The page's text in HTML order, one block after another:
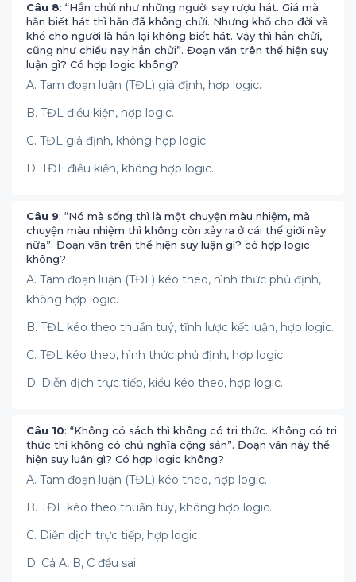
Câu 8: “Hắn chửi như những người say rượu hát. Giá mà
hắn biết hát thì hắn đã không chửi. Nhưng khổ cho đời và
khổ cho người là hắn lại không biết hát. Vậy thì hắn chửi,
cũng như chiều nay hắn chửi”. Đoạn văn trên thể hiện suy
luận gì? Có hợp logic không?
A. Tam đoạn luận (TĐL) giả định, hợp logic.
B. TĐL điều kiện, hợp logic.
C. TĐL giả định, không hợp logic.
D. TĐL điều kiện, không hợp logic.
Câu 9: “Nó mà sống thì là một chuyện màu nhiệm, mà
chuyện màu nhiệm thì không còn xảy ra ở cái thế giới này
nữa”. Đoạn văn trên thể hiện suy luận gì? có hợp logic
không?
A. Tam đoạn luận (TĐL) kéo theo, hình thức phủ định,
không hợp logic.
B. TĐL kéo theo thuần tuý, tĩnh lược kết luận, hợp logic.
C. TĐL kéo theo, hình thức phủ định, hợp logic.
D. Diễn dịch trực tiếp, kiểu kéo theo, hợp logic.
Câu 10: “Không có sách thì không có tri thức. Không có tri
thức thì không có chủ nghĩa cộng sản”. Đoạn văn này thể
hiện suy luận gì? Có hợp logic không?
A. Tam đoạn luận (TĐL) kéo theo, hợp logic.
B. TĐL kéo theo thuần túy, không hợp logic.
C. Diễn dịch trực tiếp, hợp logic.
D. Cả A, B, C đều sai.